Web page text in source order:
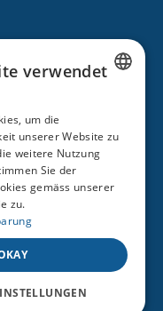
FRENCH
verwendet
um die
unserer Website zu
weitere Nutzung
Sie der
gemäss unserer
zu.